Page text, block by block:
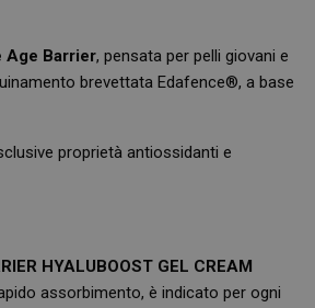
Age Barrier, pensata per pelli giovani e
brevettata Edafence®, a base
proprietà antiossidanti e
HYALUBOOST GEL CREAM
assorbimento, è indicato per ogni